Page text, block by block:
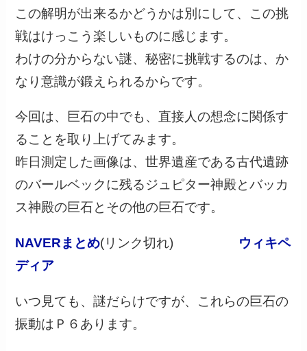
この解明が出来るかどうかは別にして、この挑
戦はけっこう楽しいものに感じます。
わけの分からない謎、秘密に挑戦するのは、か
なり意識が鍛えられるからです。
今回は、巨石の中でも、直接人の想念に関係す
ることを取り上げてみます。
昨日測定した画像は、世界遺産である古代遺跡
のバールベックに残るジュピター神殿とバッカ
ス神殿の巨石とその他の巨石です。
NAVERまとめ(リンク切れ) ウィキペ
ディア
いつ見ても、謎だらけですが、これらの巨石の
振動はＰ６あります。